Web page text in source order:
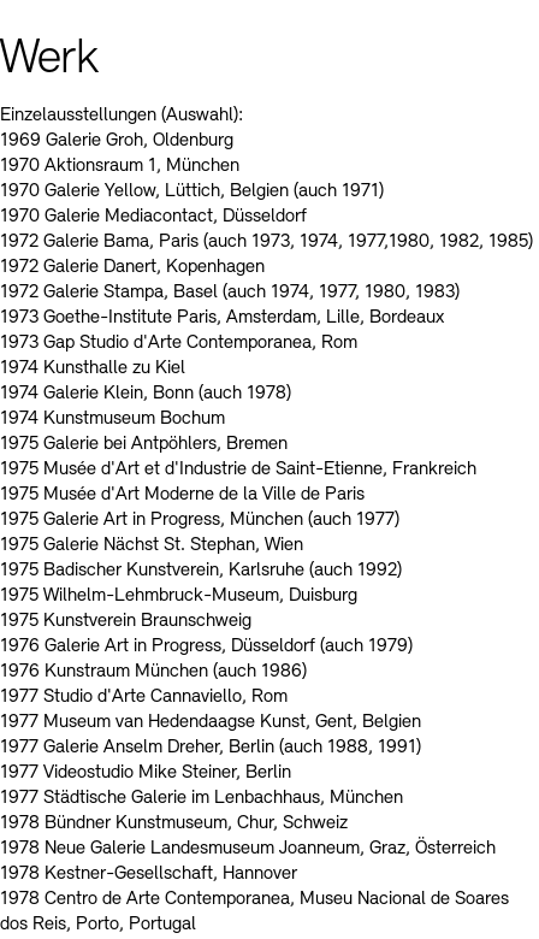
Werk
Einzelausstellungen (Auswahl):
1969 Galerie Groh, Oldenburg
1970 Aktionsraum 1, München
1970 Galerie Yellow, Lüttich, Belgien (auch 1971)
1970 Galerie Mediacontact, Düsseldorf
1972 Galerie Bama, Paris (auch 1973, 1974, 1977,1980, 1982, 1985)
1972 Galerie Danert, Kopenhagen
1972 Galerie Stampa, Basel (auch 1974, 1977, 1980, 1983)
1973 Goethe-Institute Paris, Amsterdam, Lille, Bordeaux
1973 Gap Studio d'Arte Contemporanea, Rom
1974 Kunsthalle zu Kiel
1974 Galerie Klein, Bonn (auch 1978)
1974 Kunstmuseum Bochum
1975 Galerie bei Antpöhlers, Bremen
1975 Musée d'Art et d'Industrie de Saint-Etienne, Frankreich
1975 Musée d'Art Moderne de la Ville de Paris
1975 Galerie Art in Progress, München (auch 1977)
1975 Galerie Nächst St. Stephan, Wien
1975 Badischer Kunstverein, Karlsruhe (auch 1992)
1975 Wilhelm-Lehmbruck-Museum, Duisburg
1975 Kunstverein Braunschweig
1976 Galerie Art in Progress, Düsseldorf (auch 1979)
1976 Kunstraum München (auch 1986)
1977 Studio d'Arte Cannaviello, Rom
1977 Museum van Hedendaagse Kunst, Gent, Belgien
1977 Galerie Anselm Dreher, Berlin (auch 1988, 1991)
1977 Videostudio Mike Steiner, Berlin
1977 Städtische Galerie im Lenbachhaus, München
1978 Bündner Kunstmuseum, Chur, Schweiz
1978 Neue Galerie Landesmuseum Joanneum, Graz, Österreich
1978 Kestner-Gesellschaft, Hannover
1978 Centro de Arte Contemporanea, Museu Nacional de Soares
dos Reis, Porto, Portugal